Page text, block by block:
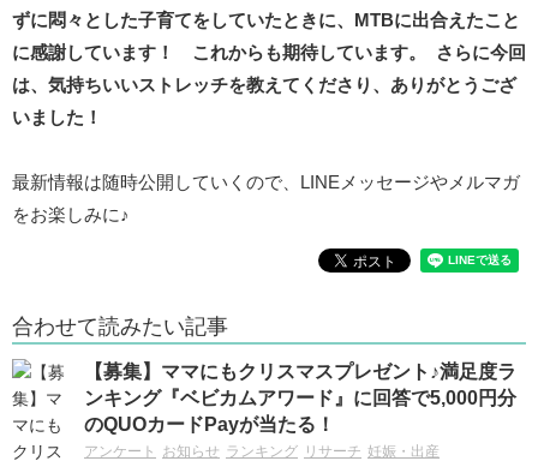
ずに悶々とした子育てをしていたときに、MTBに出合えたこと
に感謝しています！ これからも期待しています。 さらに今回
は、気持ちいいストレッチを教えてくださり、ありがとうござ
いました！
最新情報は随時公開していくので、LINEメッセージやメルマガ
をお楽しみに♪
合わせて読みたい記事
【募集】ママにもクリスマスプレゼント♪満足度ラ
ンキング『ベビカムアワード』に回答で5,000円分
のQUOカードPayが当たる！
アンケート お知らせ ランキング リサーチ 妊娠・出産